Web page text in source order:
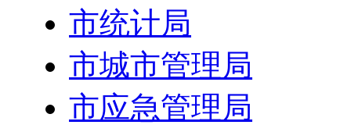
市统计局
市城市管理局
市应急管理局